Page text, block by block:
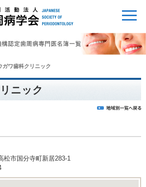
ガワ歯科クリニック
ニック
松市国分寺町新居283-1